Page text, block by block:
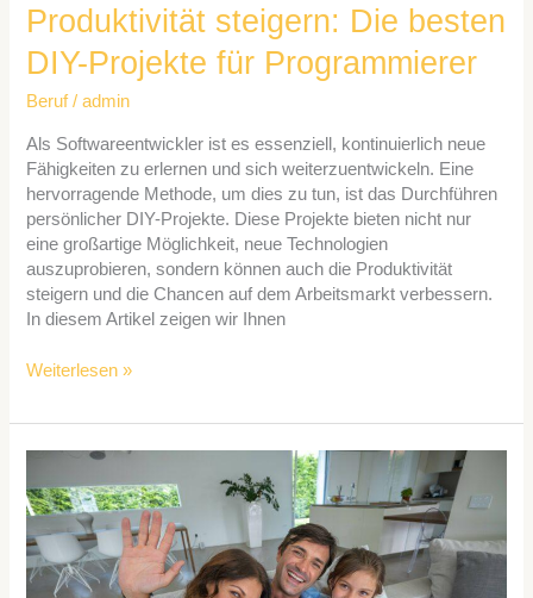
Produktivität steigern: Die besten
DIY-Projekte für Programmierer
Beruf/admin
Als Softwareentwickler ist es essenziell, kontinuierlich neue
Fähigkeiten zu erlernen und sich weiterzuentwickeln. Eine
hervorragende Methode, um dies zu tun, ist das Durchführen
persönlicher DIY-Projekte. Diese Projekte bieten nicht nur
eine großartige Möglichkeit, neue Technologien
auszuprobieren, sondern können auch die Produktivität
steigern und die Chancen auf dem Arbeitsmarkt verbessern.
In diesem Artikel zeigen wir Ihnen
Weiterlesen »
Atemberaubende
Familienvideos:
So
hältst
Du
besondere